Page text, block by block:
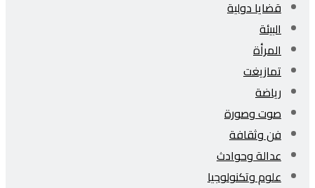
قضايا دولية
البيئة
المرأة
تمازيغت
رياضة
صوت وصورة
فن وثقافة
عدالة وحوادث
علوم وتكنولوجيا